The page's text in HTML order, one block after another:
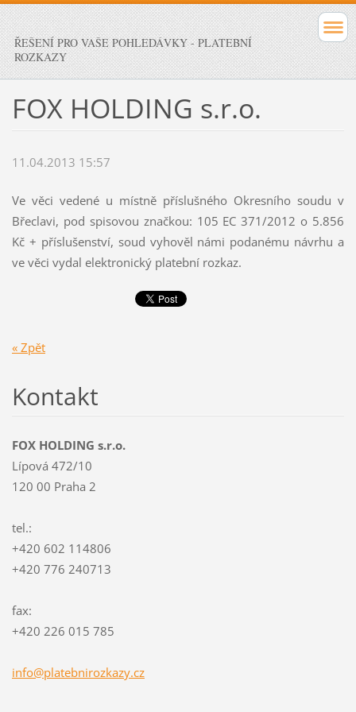
ŘEŠENÍ PRO VAŠE POHLEDÁVKY - PLATEBNÍ
ROZKAZY
FOX HOLDING s.r.o.
11.04.2013 15:57
Ve věci vedené u místně příslušného Okresního soudu v
Břeclavi, pod spisovou značkou: 105 EC 371/2012 o 5.856
Kč + příslušenství, soud vyhověl námi podanému návrhu a
ve věci vydal elektronický platební rozkaz.
« Zpět
Kontakt
FOX HOLDING s.r.o.
Lípová 472/10
120 00 Praha 2
tel.:
+420 602 114806
+420 776 240713
fax:
+420 226 015 785
info@platebnirozkazy.cz